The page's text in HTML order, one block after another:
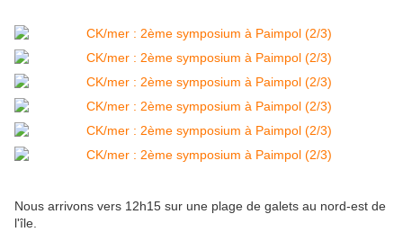
Nous arrivons vers 12h15 sur une plage de galets au nord-est de
l'île.